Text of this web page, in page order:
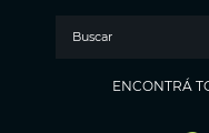
ENCONTRÁ